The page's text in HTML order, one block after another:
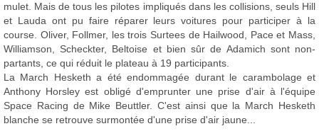
mulet. Mais de tous les pilotes impliqués dans les collisions, seuls Hill
et Lauda ont pu faire réparer leurs voitures pour participer à la
course. Oliver, Follmer, les trois Surtees de Hailwood, Pace et Mass,
Williamson, Scheckter, Beltoise et bien sûr de Adamich sont non-
partants, ce qui réduit le plateau à 19 participants.
La March Hesketh a été endommagée durant le carambolage et
Anthony Horsley est obligé d'emprunter une prise d'air à l'équipe
Space Racing de Mike Beuttler. C'est ainsi que la March Hesketh
blanche se retrouve surmontée d'une prise d'air jaune...